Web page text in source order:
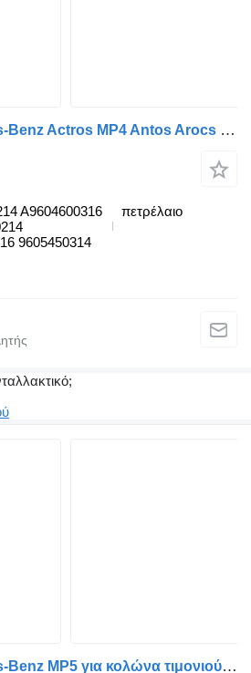
Τράκτορας Mercedes-Benz Actros MP4 Antos Arocs (2012-) για κολώνα τιμονιού Mercedes-Benz Actros mp4 (01.12-) 9604600316
A9604600316
9605450314
πετρέλαιο
Τράκτορας Mercedes-Benz MP5 για κολώνα τιμονιού A9604600816